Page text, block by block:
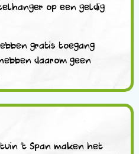
op een geldig
gratis toegang
daarom geen
‘t Span maken het